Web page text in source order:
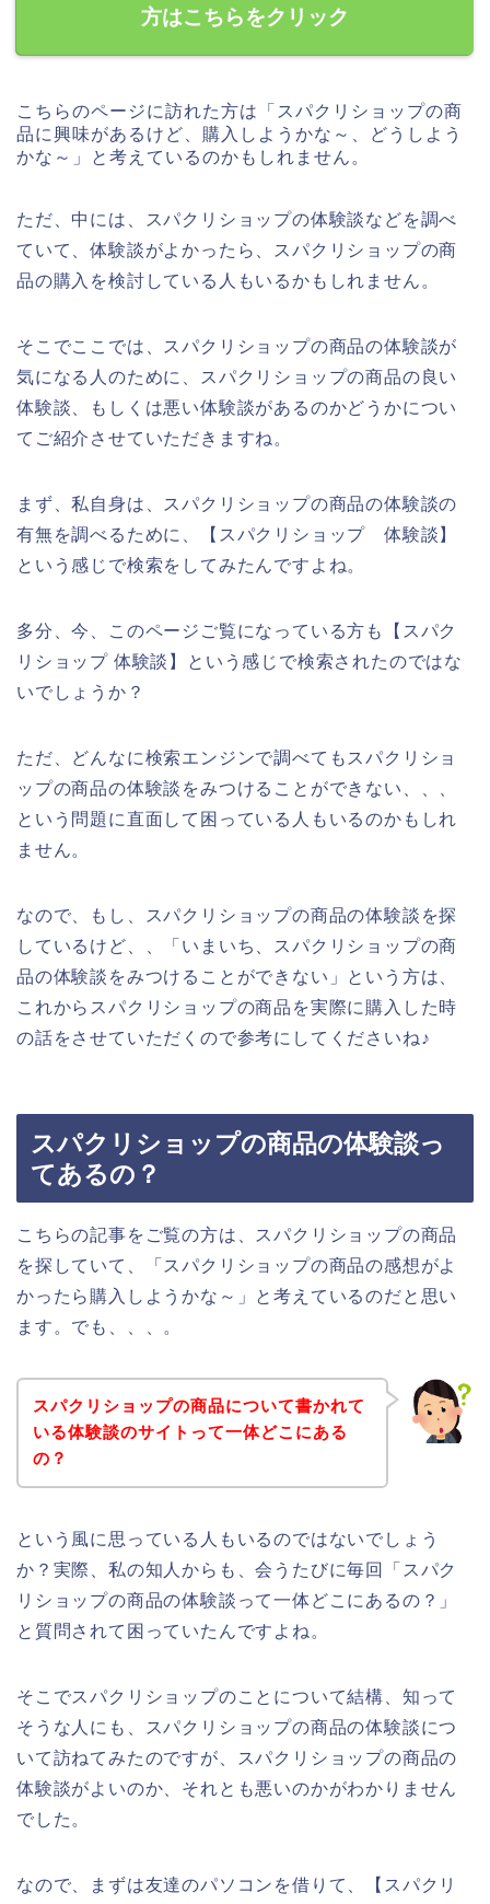
方はこちらをクリック
こちらのページに訪れた方は「スパクリショップの商
品に興味があるけど、購入しようかな～、どうしよう
かな～」と考えているのかもしれません。
ただ、中には、スパクリショップの体験談などを調べ
ていて、体験談がよかったら、スパクリショップの商
品の購入を検討している人もいるかもしれません。
そこでここでは、スパクリショップの商品の体験談が
気になる人のために、スパクリショップの商品の良い
体験談、もしくは悪い体験談があるのかどうかについ
てご紹介させていただきますね。
まず、私自身は、スパクリショップの商品の体験談の
有無を調べるために、【スパクリショップ 体験談】
という感じで検索をしてみたんですよね。
多分、今、このページご覧になっている方も【スパク
リショップ 体験談】という感じで検索されたのではな
いでしょうか？
ただ、どんなに検索エンジンで調べてもスパクリショ
ップの商品の体験談をみつけることができない、、、
という問題に直面して困っている人もいるのかもしれ
ません。
なので、もし、スパクリショップの商品の体験談を探
しているけど、、「いまいち、スパクリショップの商
品の体験談をみつけることができない」という方は、
これからスパクリショップの商品を実際に購入した時
の話をさせていただくので参考にしてくださいね♪
スパクリショップの商品の体験談っ
てあるの？
こちらの記事をご覧の方は、スパクリショップの商品
を探していて、「スパクリショップの商品の感想がよ
かったら購入しようかな～」と考えているのだと思い
ます。でも、、、。
スパクリショップの商品について書かれて
いる体験談のサイトって一体どこにある
の？
という風に思っている人もいるのではないでしょう
か？実際、私の知人からも、会うたびに毎回「スパク
リショップの商品の体験談って一体どこにあるの？」
と質問されて困っていたんですよね。
そこでスパクリショップのことについて結構、知って
そうな人にも、スパクリショップの商品の体験談につ
いて訪ねてみたのですが、スパクリショップの商品の
体験談がよいのか、それとも悪いのかがわかりません
でした。
なので、まずは友達のパソコンを借りて、【スパクリ